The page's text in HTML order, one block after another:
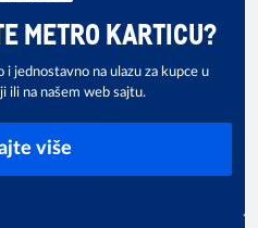
METRO KARTICU?
jednostavno na ulazu za kupce u
ili na našem web sajtu.
više